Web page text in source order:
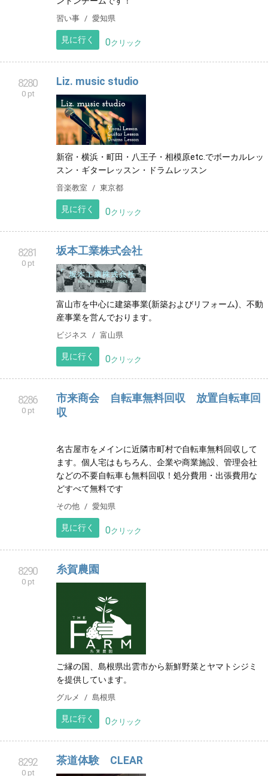
習い事 愛知県
見に行く 0クリック
8280
0 pt
Liz. music studio
新宿・横浜・町田・八王子・相模原etc.でボーカルレッ
スン・ギターレッスン・ドラムレッスン
音楽教室 東京都
見に行く 0クリック
8281
0 pt
坂本工業株式会社
富山市を中心に建築事業(新築およびリフォーム)、不動
産事業を営んでおります。
ビジネス 富山県
見に行く 0クリック
8286
0 pt
市来商会 自転車無料回収 放置自転車回
収
名古屋市をメインに近隣市町村で自転車無料回収して
ます。個人宅はもちろん、企業や商業施設、管理会社
などの不要自転車も無料回収！処分費用・出張費用な
どすべて無料です
その他 愛知県
糸賀農園
ご縁の国、島根県出雲市から新鮮野菜とヤマトシジミ
を提供しています。
グルメ 島根県